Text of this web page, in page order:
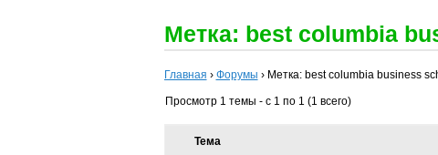
Метка: best columbia
Главная › Форумы › Метка: best columbia business
Просмотр 1 темы - с 1 по 1 (1 всего)
Тема